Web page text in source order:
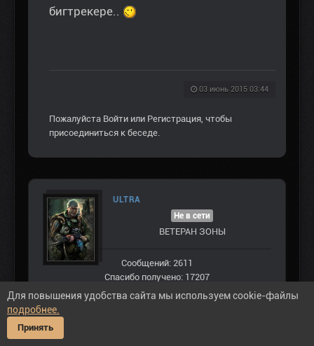
бигтрекере..
03 июнь 2015 03:44
Пожалуйста Войти или Регистрация , чтобы
присоединиться к беседе.
ULTRA
Не в сети
ВЕТЕРАН ЗOНЫ
Сообщений: 2611
Спасибо получено: 17207
Для повышения удобства сайта мы используем cookie-файлы
подробнее.
Принять